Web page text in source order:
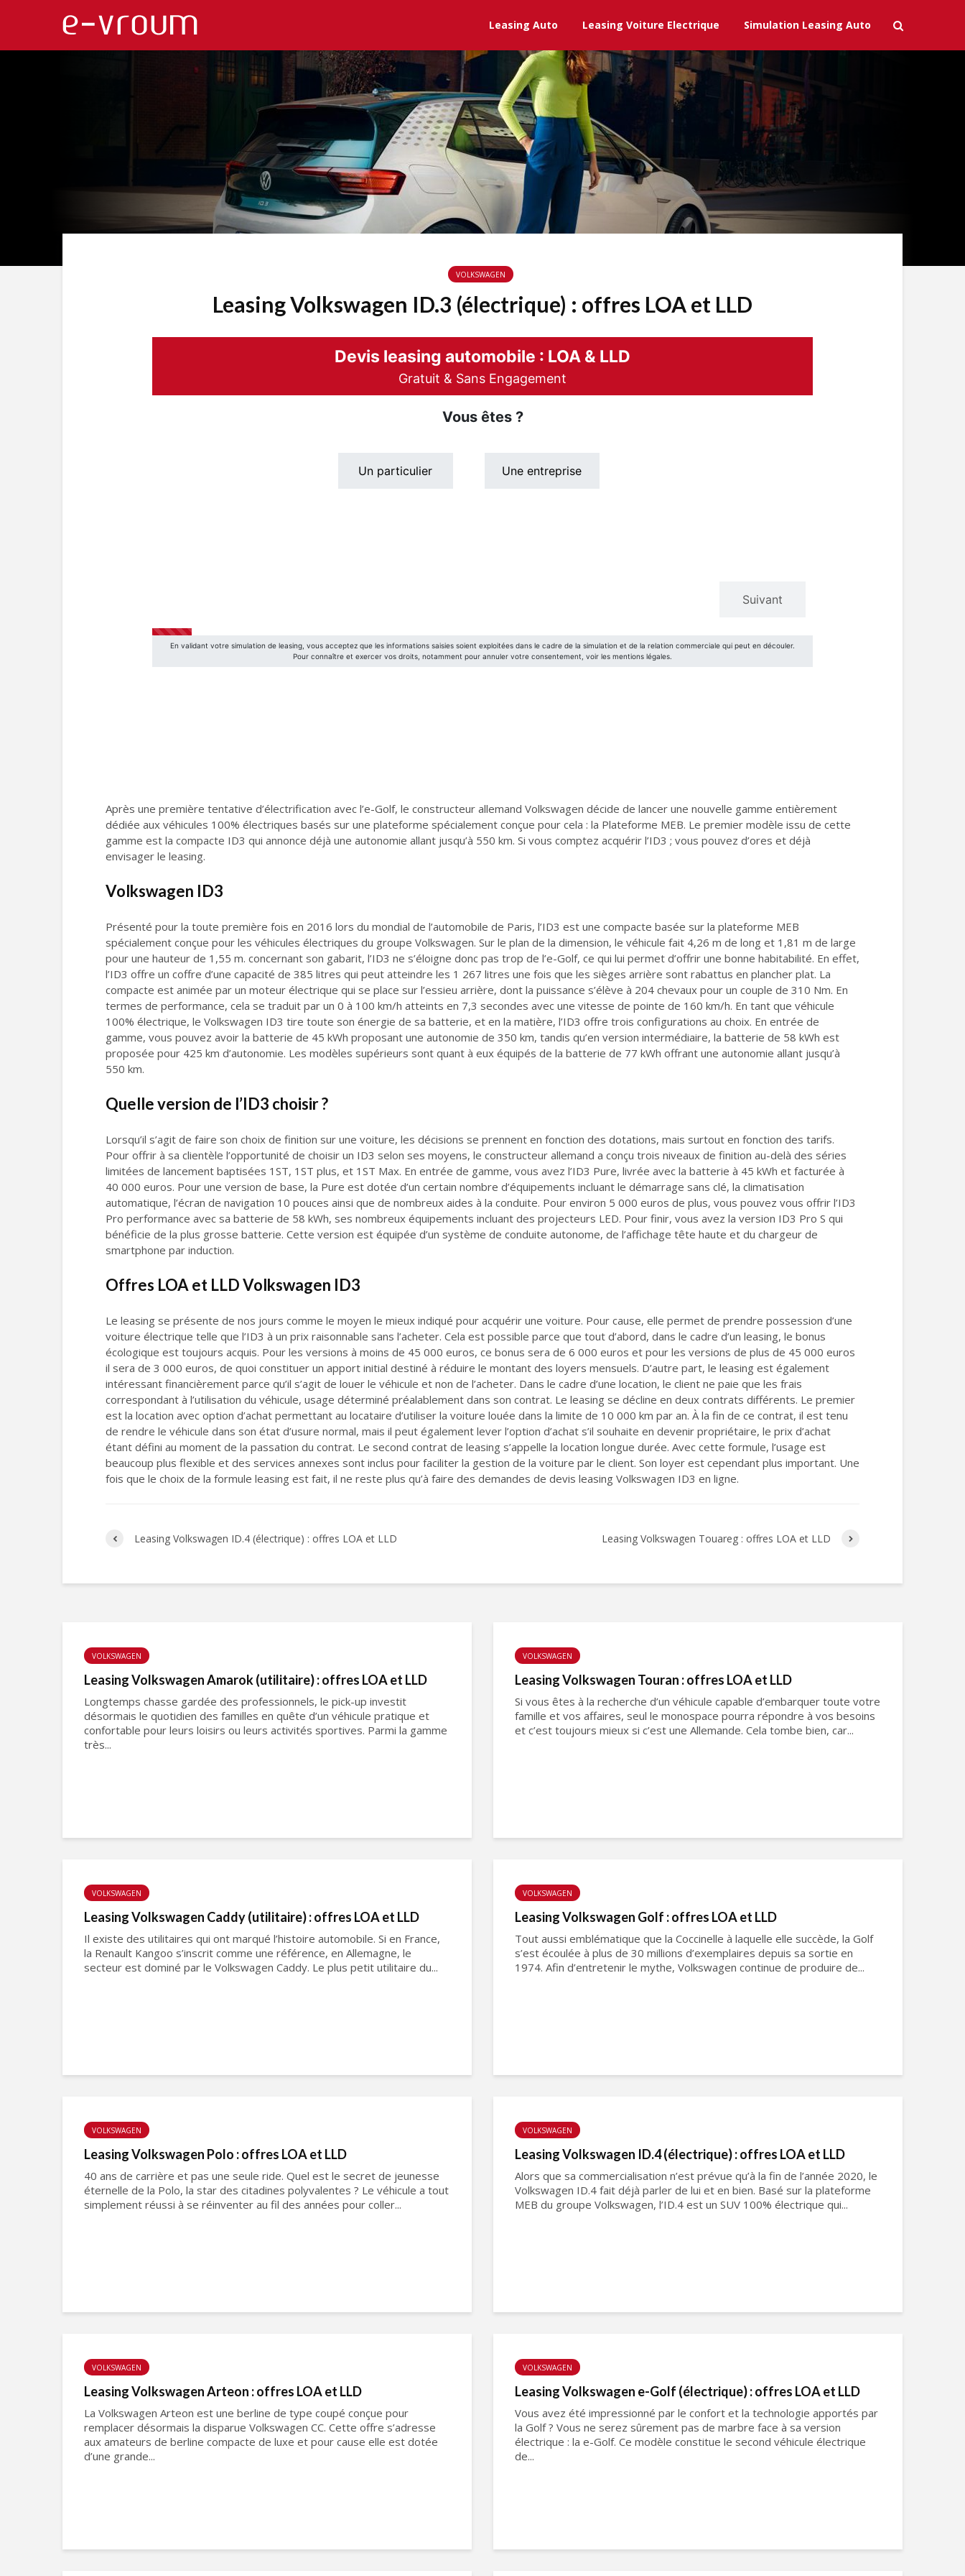
Leasing Auto Leasing Voiture Electrique Simulation Leasing Auto
VOLKSWAGEN
Leasing Volkswagen ID.3 (électrique) : offres LOA et LLD
Après une première tentative d’électrification avec l’e-Golf, le constructeur allemand Volkswagen décide de lancer une nouvelle gamme entièrement
dédiée aux véhicules 100% électriques basés sur une plateforme spécialement conçue pour cela : la Plateforme MEB. Le premier modèle issu de cette
gamme est la compacte ID3 qui annonce déjà une autonomie allant jusqu’à 550 km. Si vous comptez acquérir l’ID3 ; vous pouvez d’ores et déjà
envisager le leasing.
Volkswagen ID3
Présenté pour la toute première fois en 2016 lors du mondial de l’automobile de Paris, l’ID3 est une compacte basée sur la plateforme MEB
spécialement conçue pour les véhicules électriques du groupe Volkswagen. Sur le plan de la dimension, le véhicule fait 4,26 m de long et 1,81 m de large
pour une hauteur de 1,55 m. concernant son gabarit, l’ID3 ne s’éloigne donc pas trop de l’e-Golf, ce qui lui permet d’offrir une bonne habitabilité. En effet,
l’ID3 offre un coffre d’une capacité de 385 litres qui peut atteindre les 1 267 litres une fois que les sièges arrière sont rabattus en plancher plat. La
compacte est animée par un moteur électrique qui se place sur l’essieu arrière, dont la puissance s’élève à 204 chevaux pour un couple de 310 Nm. En
termes de performance, cela se traduit par un 0 à 100 km/h atteints en 7,3 secondes avec une vitesse de pointe de 160 km/h. En tant que véhicule
100% électrique, le Volkswagen ID3 tire toute son énergie de sa batterie, et en la matière, l’ID3 offre trois configurations au choix. En entrée de
gamme, vous pouvez avoir la batterie de 45 kWh proposant une autonomie de 350 km, tandis qu’en version intermédiaire, la batterie de 58 kWh est
proposée pour 425 km d’autonomie. Les modèles supérieurs sont quant à eux équipés de la batterie de 77 kWh offrant une autonomie allant jusqu’à
550 km.
Quelle version de l’ID3 choisir ?
Lorsqu’il s’agit de faire son choix de finition sur une voiture, les décisions se prennent en fonction des dotations, mais surtout en fonction des tarifs.
Pour offrir à sa clientèle l’opportunité de choisir un ID3 selon ses moyens, le constructeur allemand a conçu trois niveaux de finition au-delà des séries
limitées de lancement baptisées 1ST, 1ST plus, et 1ST Max. En entrée de gamme, vous avez l’ID3 Pure, livrée avec la batterie à 45 kWh et facturée à
40 000 euros. Pour une version de base, la Pure est dotée d’un certain nombre d’équipements incluant le démarrage sans clé, la climatisation
automatique, l’écran de navigation 10 pouces ainsi que de nombreux aides à la conduite. Pour environ 5 000 euros de plus, vous pouvez vous offrir l’ID3
Pro performance avec sa batterie de 58 kWh, ses nombreux équipements incluant des projecteurs LED. Pour finir, vous avez la version ID3 Pro S qui
bénéficie de la plus grosse batterie. Cette version est équipée d’un système de conduite autonome, de l’affichage tête haute et du chargeur de
smartphone par induction.
Offres LOA et LLD Volkswagen ID3
Le leasing se présente de nos jours comme le moyen le mieux indiqué pour acquérir une voiture. Pour cause, elle permet de prendre possession d’une
voiture électrique telle que l’ID3 à un prix raisonnable sans l’acheter. Cela est possible parce que tout d’abord, dans le cadre d’un leasing, le bonus
écologique est toujours acquis. Pour les versions à moins de 45 000 euros, ce bonus sera de 6 000 euros et pour les versions de plus de 45 000 euros
il sera de 3 000 euros, de quoi constituer un apport initial destiné à réduire le montant des loyers mensuels. D’autre part, le leasing est également
intéressant financièrement parce qu’il s’agit de louer le véhicule et non de l’acheter. Dans le cadre d’une location, le client ne paie que les frais
correspondant à l’utilisation du véhicule, usage déterminé préalablement dans son contrat. Le leasing se décline en deux contrats différents. Le premier
est la location avec option d’achat permettant au locataire d’utiliser la voiture louée dans la limite de 10 000 km par an. À la fin de ce contrat, il est tenu
de rendre le véhicule dans son état d’usure normal, mais il peut également lever l’option d’achat s’il souhaite en devenir propriétaire, le prix d’achat
étant défini au moment de la passation du contrat. Le second contrat de leasing s’appelle la location longue durée. Avec cette formule, l’usage est
beaucoup plus flexible et des services annexes sont inclus pour faciliter la gestion de la voiture par le client. Son loyer est cependant plus important. Une
fois que le choix de la formule leasing est fait, il ne reste plus qu’à faire des demandes de devis leasing Volkswagen ID3 en ligne.
Leasing Volkswagen ID.4 (électrique) : offres LOA et LLD Leasing Volkswagen Touareg : offres LOA et LLD
VOLKSWAGEN
Leasing Volkswagen Amarok (utilitaire) : offres LOA et LLD
Longtemps chasse gardée des professionnels, le pick-up investit
désormais le quotidien des familles en quête d’un véhicule pratique et
confortable pour leurs loisirs ou leurs activités sportives. Parmi la gamme
très...
VOLKSWAGEN
Leasing Volkswagen Touran : offres LOA et LLD
Si vous êtes à la recherche d’un véhicule capable d’embarquer toute votre
famille et vos affaires, seul le monospace pourra répondre à vos besoins
et c’est toujours mieux si c’est une Allemande. Cela tombe bien, car...
VOLKSWAGEN
Leasing Volkswagen Caddy (utilitaire) : offres LOA et LLD
Il existe des utilitaires qui ont marqué l’histoire automobile. Si en France,
la Renault Kangoo s’inscrit comme une référence, en Allemagne, le
secteur est dominé par le Volkswagen Caddy. Le plus petit utilitaire du...
VOLKSWAGEN
Leasing Volkswagen Golf : offres LOA et LLD
Tout aussi emblématique que la Coccinelle à laquelle elle succède, la Golf
s’est écoulée à plus de 30 millions d’exemplaires depuis sa sortie en
1974. Afin d’entretenir le mythe, Volkswagen continue de produire de...
VOLKSWAGEN
Leasing Volkswagen Polo : offres LOA et LLD
40 ans de carrière et pas une seule ride. Quel est le secret de jeunesse
éternelle de la Polo, la star des citadines polyvalentes ? Le véhicule a tout
simplement réussi à se réinventer au fil des années pour coller...
VOLKSWAGEN
Leasing Volkswagen ID.4 (électrique) : offres LOA et LLD
Alors que sa commercialisation n’est prévue qu’à la fin de l’année 2020, le
Volkswagen ID.4 fait déjà parler de lui et en bien. Basé sur la plateforme
MEB du groupe Volkswagen, l’ID.4 est un SUV 100% électrique qui...
VOLKSWAGEN
Leasing Volkswagen Arteon : offres LOA et LLD
La Volkswagen Arteon est une berline de type coupé conçue pour
remplacer désormais la disparue Volkswagen CC. Cette offre s’adresse
aux amateurs de berline compacte de luxe et pour cause elle est dotée
d’une grande...
VOLKSWAGEN
Leasing Volkswagen e-Golf (électrique) : offres LOA et LLD
Vous avez été impressionné par le confort et la technologie apportés par
la Golf ? Vous ne serez sûrement pas de marbre face à sa version
électrique : la e-Golf. Ce modèle constitue le second véhicule électrique
de...